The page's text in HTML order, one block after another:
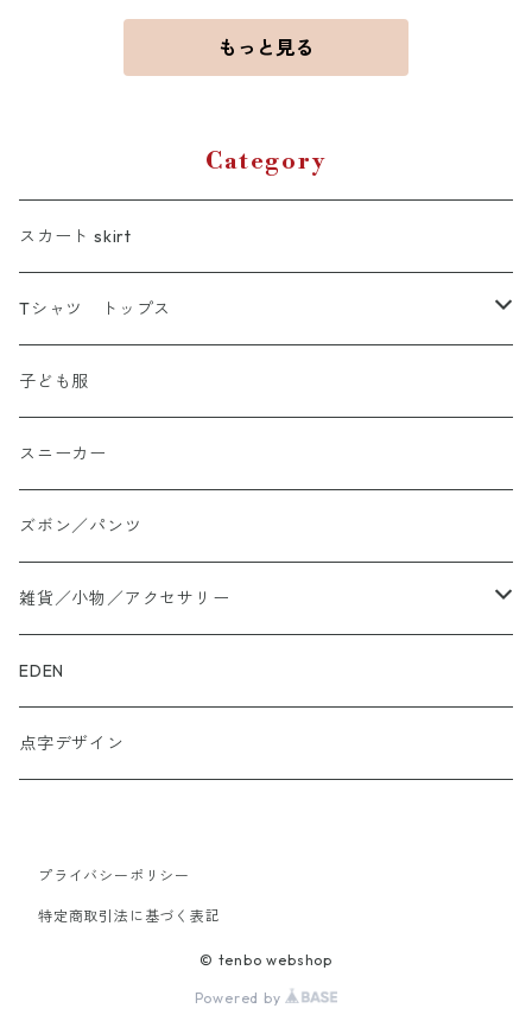
もっと見る
Category
スカート skirt
Tシャツ トップス
Tシャツ
シャツ
大きいサイズ
ロングTシャツ
子ども服
スニーカー
ズボン／パンツ
雑貨／小物／アクセサリー
トートバッグ
ぬかカイロ
財布
EDEN
点字デザイン
プライバシーポリシー
特定商取引法に基づく表記
© tenbo webshop
Powered by